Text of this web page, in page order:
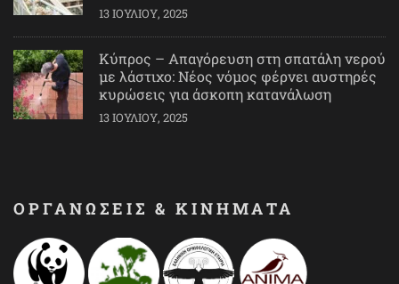
13 ΙΟΥΛΊΟΥ, 2025
Κύπρος – Απαγόρευση στη σπατάλη νερού
με λάστιχο: Νέος νόμος φέρνει αυστηρές
κυρώσεις για άσκοπη κατανάλωση
13 ΙΟΥΛΊΟΥ, 2025
ΟΡΓΑΝΩΣΕΙΣ & ΚΙΝΗΜΑΤΑ